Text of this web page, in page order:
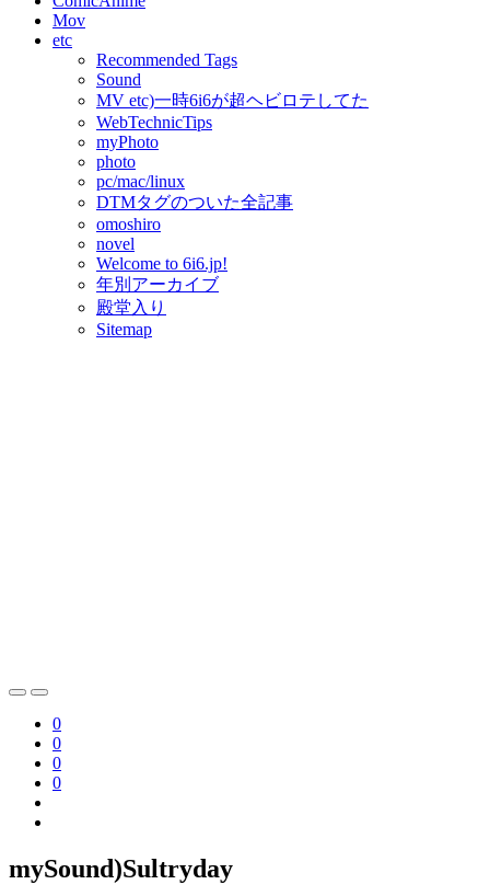
Mov
etc
Recommended Tags
Sound
MV etc)一時6i6が超ヘビロテしてた
WebTechnicTips
myPhoto
photo
pc/mac/linux
DTMタグのついた全記事
omoshiro
novel
Welcome to 6i6.jp!
年別アーカイブ
殿堂入り
Sitemap
0
0
0
0
mySound)Sultryday